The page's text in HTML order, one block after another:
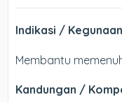
Indikasi / Kegunaan
Membantu
Kandungan /